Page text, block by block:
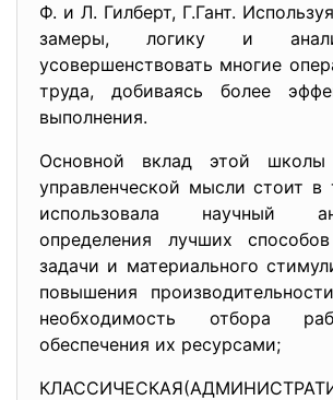
Ф. и Л. Гилберт, Г.Гант.
замеры, логику и
усовершенствовать многие
труда, добиваясь более
выполнения.
Основной вклад этой
управленческой мысли стоит в
использовала научный
определения лучших
задачи и материального
повышения
необходимость отбора
обеспечения их ресурсами;